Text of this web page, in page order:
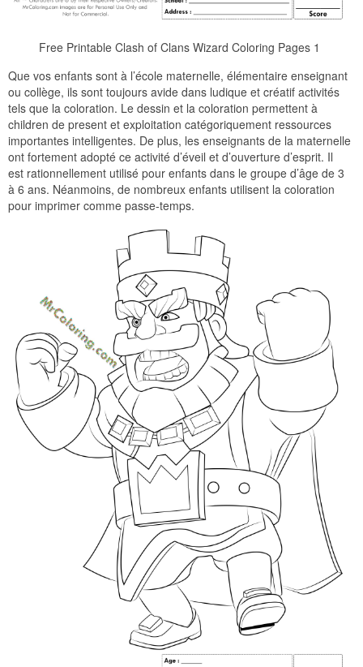
Free Printable Clash of Clans Wizard Coloring Pages 1
Que vos enfants sont à l’école maternelle, élémentaire enseignant
ou collège, ils sont toujours avide dans ludique et créatif activités
tels que la coloration. Le dessin et la coloration permettent à
children de present et exploitation catégoriquement ressources
importantes intelligentes. De plus, les enseignants de la maternelle
ont fortement adopté ce activité d’éveil et d’ouverture d’esprit. Il
est rationnellement utilisé pour enfants dans le groupe d’âge de 3
à 6 ans. Néanmoins, de nombreux enfants utilisent la coloration
pour imprimer comme passe-temps.